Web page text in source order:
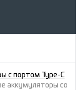
с портом Type-C
аккумуляторы со